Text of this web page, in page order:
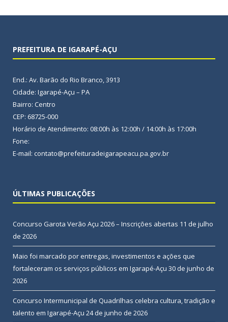
PREFEITURA DE IGARAPÉ-AÇU
End.: Av. Barão do Rio Branco, 3913
Cidade: Igarapé-Açu – PA
Bairro: Centro
CEP: 68725-000
Horário de Atendimento: 08:00h às 12:00h / 14:00h às 17:00h
Fone:
E-mail: contato@prefeituradeigarapeacu.pa.gov.br
ÚLTIMAS PUBLICAÇÕES
Concurso Garota Verão Açu 2026 – Inscrições abertas 11 de julho
de 2026
Maio foi marcado por entregas, investimentos e ações que
fortaleceram os serviços públicos em Igarapé-Açu 30 de junho de
2026
Concurso Intermunicipal de Quadrilhas celebra cultura, tradição e
talento em Igarapé-Açu 24 de junho de 2026